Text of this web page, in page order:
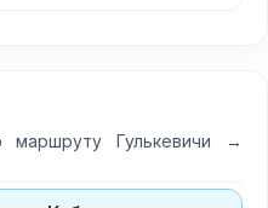
Гулькевичи →